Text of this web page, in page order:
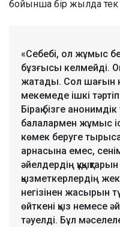
бойынша бір жылда тек
«Себебі, ол жұмыс
бұзғысы келмейді.
жатады. Сол шағын
мекемеде ішкі
Бірақ бізге
балалармен жұмыс
көмек беруге
арнасына емес,
әйелдердің
қызметкерлердің
негізінен жасырын
өйткені қыз немесе
тәуелді. Бұл